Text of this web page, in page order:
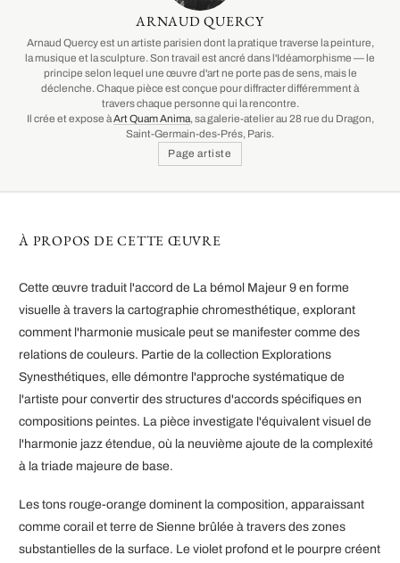
ARNAUD QUERCY
Arnaud Quercy est un artiste parisien dont la pratique traverse la peinture,
la musique et la sculpture. Son travail est ancré dans l'Idéamorphisme — le
principe selon lequel une œuvre d'art ne porte pas de sens, mais le
déclenche. Chaque pièce est conçue pour diffracter différemment à
travers chaque personne qui la rencontre.
Il crée et expose àArt Quam Anima, sa galerie-atelier au 28 rue du Dragon,
Saint-Germain-des-Prés, Paris.
Page artiste
À PROPOS DE CETTE ŒUVRE
Cette œuvre traduit l'accord de La bémol Majeur 9 en forme
visuelle à travers la cartographie chromesthétique, explorant
comment l'harmonie musicale peut se manifester comme des
relations de couleurs. Partie de la collection Explorations
Synesthétiques, elle démontre l'approche systématique de
l'artiste pour convertir des structures d'accords spécifiques en
compositions peintes. La pièce investigate l'équivalent visuel de
l'harmonie jazz étendue, où la neuvième ajoute de la complexité
à la triade majeure de base.
Les tons rouge-orange dominent la composition, apparaissant
comme corail et terre de Sienne brûlée à travers des zones
substantielles de la surface. Le violet profond et le pourpre créent